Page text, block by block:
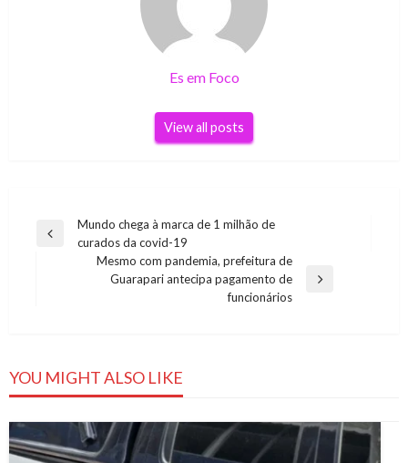
Es em Foco
View all posts
Navegação
Previous
Mundo chega à marca de 1 milhão de
curados da covid-19
Mesmo com pandemia, prefeitura de
Guarapari antecipa pagamento de
funcionários
YOU MIGHT ALSO LIKE